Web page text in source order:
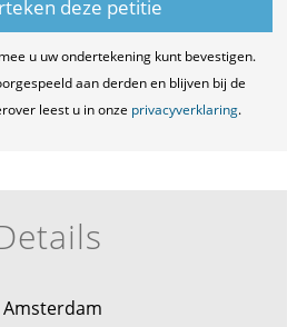
u uw ondertekening kunt bevestigen.
aan derden en blijven bij de
leest u in onze privacyverklaring.
Amsterdam